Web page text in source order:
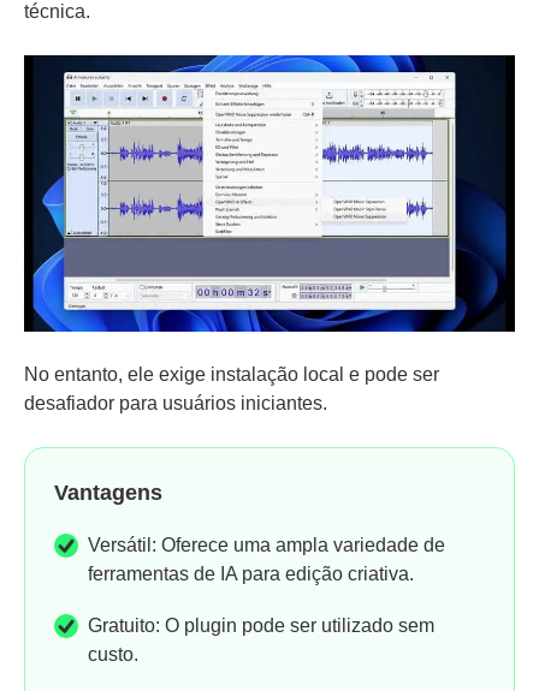
técnica.
No entanto, ele exige instalação local e pode ser
desafiador para usuários iniciantes.
Vantagens
Versátil: Oferece uma ampla variedade de
ferramentas de IA para edição criativa.
Gratuito: O plugin pode ser utilizado sem
custo.